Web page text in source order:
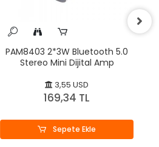
PAM8403 2*3W Bluetooth 5.0
Stereo Mini Dijital Amp
3,55 USD
169,34 TL
Sepete Ekle